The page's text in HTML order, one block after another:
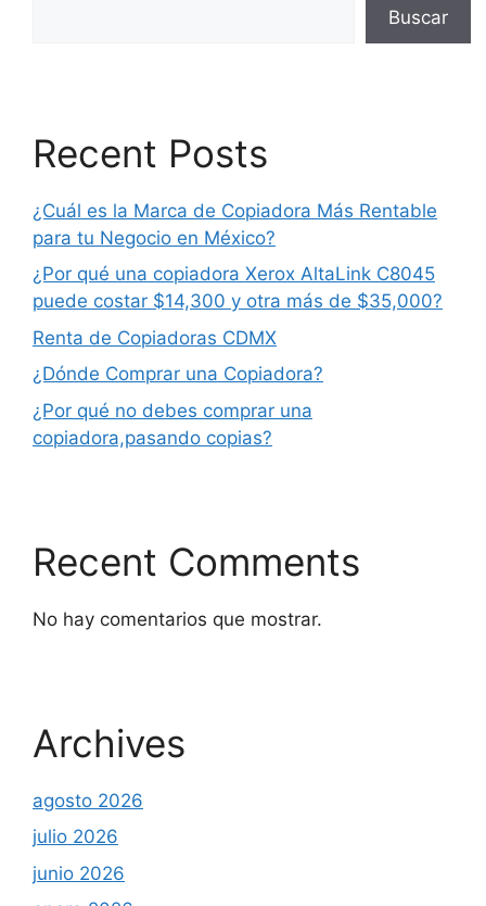
Buscar
Recent Posts
¿Cuál es la Marca de Copiadora Más Rentable
para tu Negocio en México?
¿Por qué una copiadora Xerox AltaLink C8045
puede costar $14,300 y otra más de $35,000?
Renta de Copiadoras CDMX
¿Dónde Comprar una Copiadora?
¿Por qué no debes comprar una
copiadora,pasando copias?
Recent Comments
No hay comentarios que mostrar.
Archives
agosto 2026
julio 2026
junio 2026